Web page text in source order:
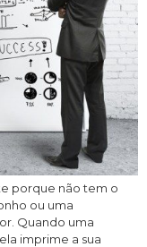
porque não tem o
ou uma
Quando uma
imprime a sua